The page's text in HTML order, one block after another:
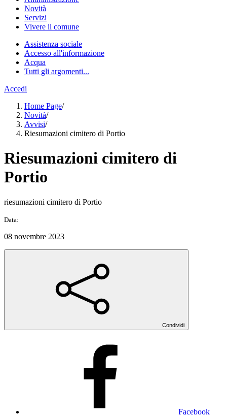
Novità
Servizi
Vivere il comune
Assistenza sociale
Accesso all'informazione
Acqua
Tutti gli argomenti...
Accedi
Home Page/
Novità/
Avvisi/
Riesumazioni cimitero di Portio
Riesumazioni cimitero di
Portio
riesumazioni cimitero di Portio
Data:
08 novembre 2023
Condividi
Facebook